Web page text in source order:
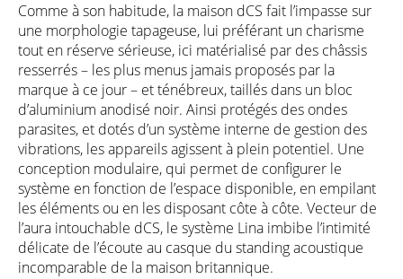
Comme à son habitude, la maison dCS fait l’impasse sur
une morphologie tapageuse, lui préférant un charisme
tout en réserve sérieuse, ici matérialisé par des châssis
resserrés – les plus menus jamais proposés par la
marque à ce jour – et ténébreux, taillés dans un bloc
d’aluminium anodisé noir. Ainsi protégés des ondes
parasites, et dotés d’un système interne de gestion des
vibrations, les appareils agissent à plein potentiel. Une
conception modulaire, qui permet de configurer le
système en fonction de l’espace disponible, en empilant
les éléments ou en les disposant côte à côte. Vecteur de
l’aura intouchable dCS, le système Lina imbibe l’intimité
délicate de l’écoute au casque du standing acoustique
incomparable de la maison britannique.